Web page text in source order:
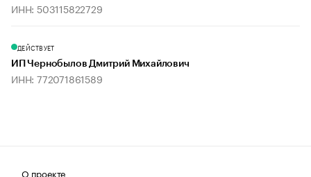
ИНН: 503115822729
ДЕЙСТВУЕТ
ИП Чернобылов Дмитрий Михайлович
ИНН: 772071861589
О проекте